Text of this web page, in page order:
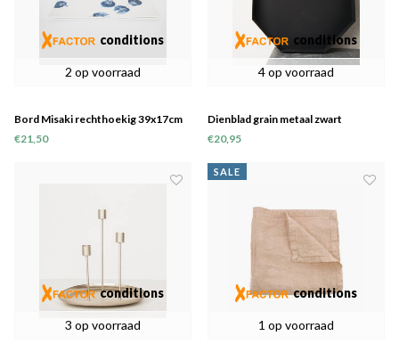
2 op voorraad
conditions
Bord Misaki rechthoekig 39x17cm
keramiek
€21,50
4 op voorraad
conditions
Dienblad grain metaal zwart
€20,95
3 op voorraad
conditions
SALE
1 op voorraad
conditions